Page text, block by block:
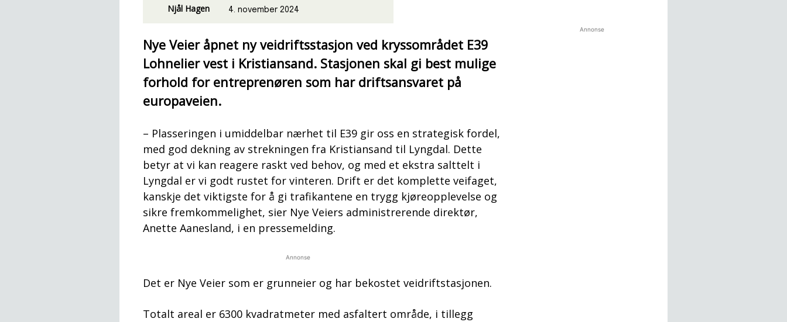
Njål Hagen 4. november 2024
Nye Veier åpnet ny veidriftsstasjon ved kryssområdet E39
Lohnelier vest i Kristiansand. Stasjonen skal gi best mulige
forhold for entreprenøren som har driftsansvaret på
europaveien.
– Plasseringen i umiddelbar nærhet til E39 gir oss en strategisk fordel,
med god dekning av strekningen fra Kristiansand til Lyngdal. Dette
betyr at vi kan reagere raskt ved behov, og med et ekstra salttelt i
Lyngdal er vi godt rustet for vinteren. Drift er det komplette veifaget,
kanskje det viktigste for å gi trafikantene en trygg kjøreopplevelse og
sikre fremkommelighet, sier Nye Veiers administrerende direktør,
Anette Aanesland, i en pressemelding.
Annonse
Det er Nye Veier som er grunneier og har bekostet veidriftstasjonen.
Totalt areal er 6300 kvadratmeter med asfaltert område, i tillegg
Annonse